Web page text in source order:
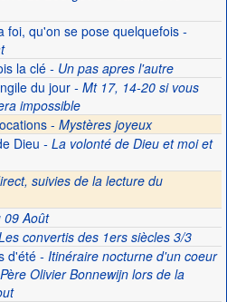
foi, qu'on se pose quelquefois-
la clé- Un pas apres l'autre
du jour- Mt 17, 14-20 si vous
impossible
- Mystères joyeux
Dieu - La volonté de Dieu et moi et
suivies de la lecture du
Août
convertis des 1ers siècles 3/3
d'été- Itinéraire nocturne d'un coeur
Olivier Bonnewijn lors de la